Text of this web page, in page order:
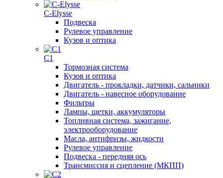
C-Elysse
Подвеска
Рулевое управление
Кузов и оптика
C1
Тормозная система
Кузов и оптика
Двигатель - прокладки, датчики, сальники
Двигатель - навесное оборудование
Фильтры
Лампы, щетки, аккумуляторы
Топливная система, зажигание,
электрооборудование
Масла, антифризы, жидкости
Рулевое управление
Подвеска - передняя ось
Трансмиссия и сцепление (МКПП)